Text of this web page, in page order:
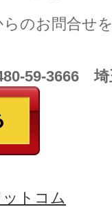
のお問合せ
59-3666 埼
トコム